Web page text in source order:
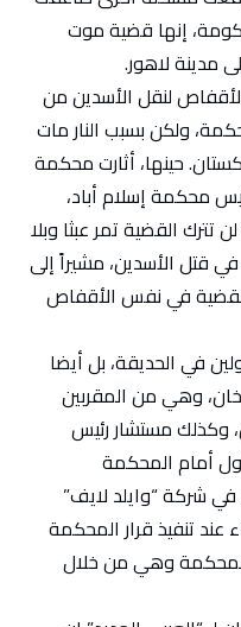
إنها قضية موت
مدينة لاهور.
لنقل الأسدين من
ولكن بسبب النار مات
حينها، أثارت محكمة
محكمة إسلام أباد،
القضية تمر عبثا وبلا
قتل الأسدين، مشيراً إلى
في نفس الأقفاص
في الحديقة، بل أيضا
خان، وهي من المقربين
وكذلك مستشار رئيس
أمام المحكمة
شركة “وايلد لايف”
عند تنفيذ قرار المحكمة
وهي من خلال